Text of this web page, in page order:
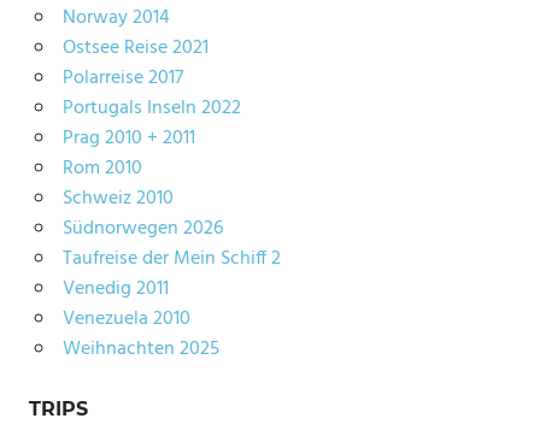
Norway 2014
Ostsee Reise 2021
Polarreise 2017
Portugals Inseln 2022
Prag 2010 + 2011
Rom 2010
Schweiz 2010
Südnorwegen 2026
Taufreise der Mein Schiff 2
Venedig 2011
Venezuela 2010
Weihnachten 2025
TRIPS